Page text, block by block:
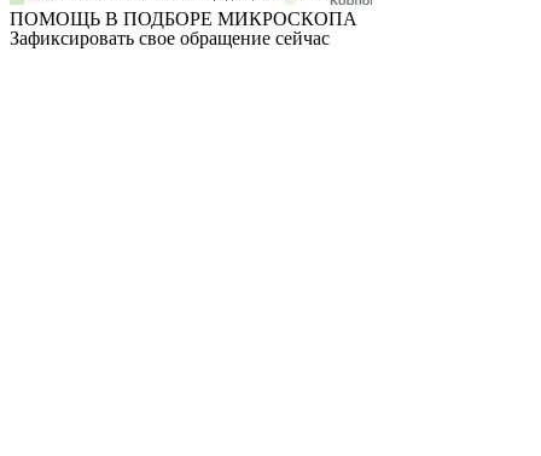
ПОМОЩЬ В ПОДБОРЕ МИКРОСКОПА
Зафиксировать свое обращение сейчас